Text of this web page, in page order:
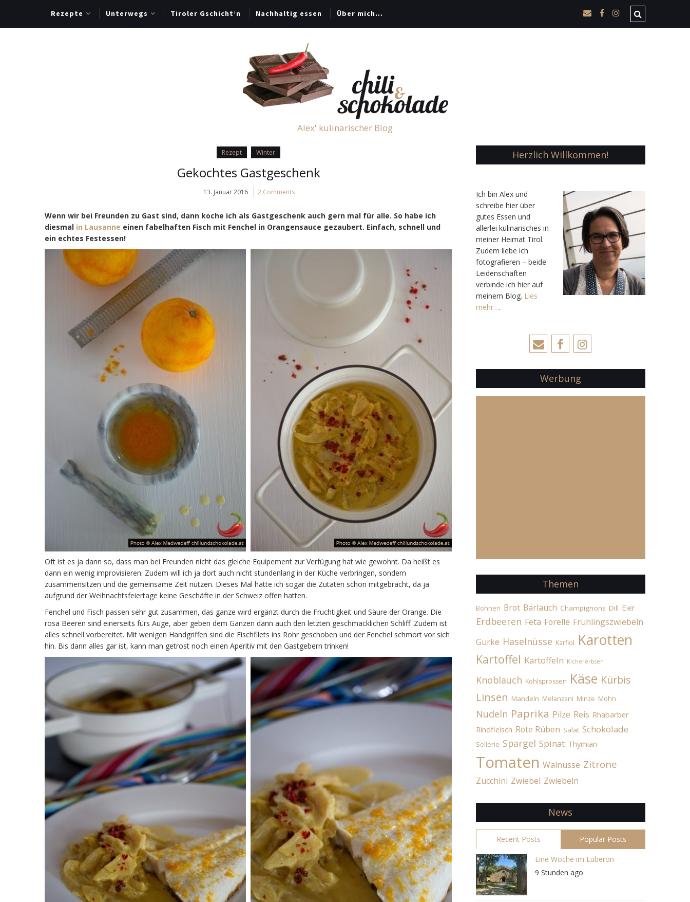
Rezepte Unterwegs Tiroler Gschicht’n Nachhaltig essen Über mich…
Alex' kulinarischer Blog
Rezept Winter
Gekochtes Gastgeschenk
13. Januar 2016 2 Comments
Wenn wir bei Freunden zu Gast sind, dann koche ich als Gastgeschenk auch gern mal für alle. So habe ich
diesmal in Lausanne einen fabelhaften Fisch mit Fenchel in Orangensauce gezaubert. Einfach, schnell und
ein echtes Festessen!
Oft ist es ja dann so, dass man bei Freunden nicht das gleiche Equipement zur Verfügung hat wie gewohnt. Da heißt es
dann ein wenig improvisieren. Zudem will ich ja dort auch nicht stundenlang in der Küche verbringen, sondern
zusammensitzen und die gemeinsame Zeit nutzen. Dieses Mal hatte ich sogar die Zutaten schon mitgebracht, da ja
aufgrund der Weihnachtsfeiertage keine Geschäfte in der Schweiz offen hatten.
Fenchel und Fisch passen sehr gut zusammen, das ganze wird ergänzt durch die Fruchtigkeit und Säure der Orange. Die
rosa Beeren sind einerseits fürs Auge, aber geben dem Ganzen dann auch den letzten geschmacklichen Schliff. Zudem ist
alles schnell vorbereitet. Mit wenigen Handgriffen sind die Fischfilets ins Rohr geschoben und der Fenchel schmort vor sich
hin. Bis dann alles gar ist, kann man getrost noch einen Aperitiv mit den Gastgebern trinken!
Herzlich Willkommen!
Ich bin Alex und
schreibe hier über
gutes Essen und
allerlei kulinarisches in
meiner Heimat Tirol.
Zudem liebe ich
fotografieren – beide
Leidenschaften
verbinde ich hier auf
meinem Blog. Lies
mehr….
Werbung
Themen
Bohnen Brot Bärlauch Champignons Dill Eier
Erdbeeren Feta Forelle Frühlingszwiebeln
Gurke Haselnüsse Karfiol Karotten
Kartoffel Kartoffeln Kichererbsen
Knoblauch Kohlsprossen Käse Kürbis
Linsen Mandeln Melanzani Minze Mohn
Nudeln Paprika Pilze Reis Rhabarber
Rindfleisch Rote Rüben Salat Schokolade
Sellerie Spargel Spinat Thymian
Tomaten Walnüsse Zitrone
Zucchini Zwiebel Zwiebeln
News
Recent Posts Popular Posts
Eine Woche im Luberon
9 Stunden ago